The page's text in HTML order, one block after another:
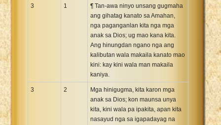
3 1
¶ Tan-awa ninyo unsang gugmaha
ang gihatag kanato sa Amahan,
nga paganganlan kita nga mga
anak sa Dios; ug mao kana kita.
Ang hinungdan ngano nga ang
kalibutan wala makaila kanato mao
kini: kay kini wala man makaila
kaniya.
3 2
Mga hinigugma, kita karon mga
anak sa Dios; kon maunsa unya
kita, kini wala pa ipakita, apan kita
nasayud nga sa igapadayag na